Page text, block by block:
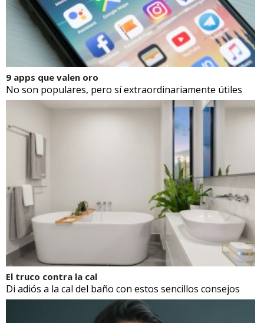
9 apps que valen oro
No son populares, pero sí extraordinariamente útiles
El truco contra la cal
Di adiós a la cal del baño con estos sencillos consejos